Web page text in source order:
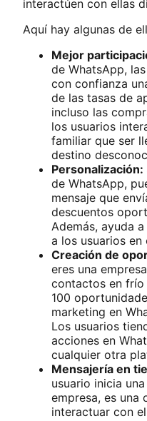
interactúen con ellas
Aquí hay algunas de
Mejor
de WhatsApp,
con confianza
de las tasas de
incluso las
los usuarios
familiar que ser
destino
Personalización:
de WhatsApp,
mensaje que
descuentos
Además, ayuda
a los usuarios en
Creación de
eres una
contactos en frío
100
marketing en
Los usuarios
acciones en
cualquier otra
Mensajería en
usuario inicia
empresa, es una
interactuar con